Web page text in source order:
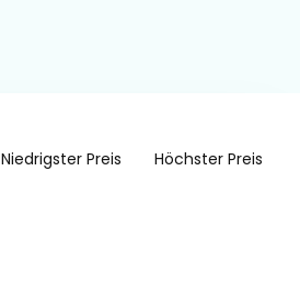
Niedrigster Preis Höchster Preis